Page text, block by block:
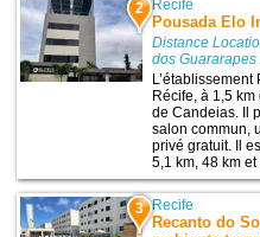
2 Recife
Pousada Elo
Distance
dos
Récife, à 1,5
de Candeias. Il
salon commun,
privé gratuit. Il
5,1 km, 48 km
3 Recife
Recanto do